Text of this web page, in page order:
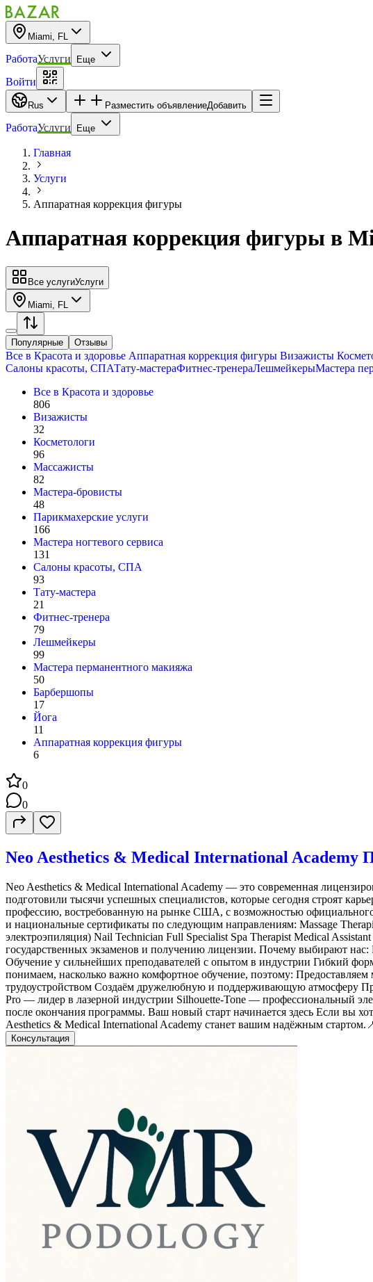
Miami, FL
РаботаУслуги Еще
Войти
Rus Разместить объявлениеДобавить
РаботаУслуги Еще
Главная
Услуги
Аппаратная коррекция фигуры
Аппаратная коррекция фигуры в
Все услугиУслуги
Miami, FL
Популярные Отзывы
Все в Красота и здоровье Аппаратная коррекция фигуры Визажисты
Салоны красоты, СПАТату-мастераФитнес-тренераЛешмейкерыМастера
Все в Красота и здоровье
806
Визажисты
32
Косметологи
96
Массажисты
82
Мастера-бровисты
48
Парикмахерские услуги
166
Мастера ногтевого сервиса
131
Салоны красоты, СПА
93
Тату-мастера
21
Фитнес-тренера
79
Лешмейкеры
99
Мастера перманентного макияжа
50
Барбершопы
17
Йога
11
Аппаратная коррекция фигуры
6
0
0
Neo Aesthetics & Medical International Academy
Neo Aesthetics & Medical International Academy — это современная
подготовили тысячи успешных специалистов, которые сегодня строят
профессию, востребованную на рынке США, с возможностью
и национальные сертификаты по следующим направлениям: Massage
электроэпиляция) Nail Technician Full Specialist Spa Therapist Medical
государственных экзаменов и получению лицензии. Почему выбирают
Обучение у сильнейших преподавателей с опытом в индустрии Гибкий
понимаем, насколько важно комфортное обучение, поэтому:
трудоустройством Создаём дружелюбную и поддерживающую атмосферу
Pro — лидер в лазерной индустрии Silhouette-Tone — профессиональный
после окончания программы. Ваш новый старт начинается здесь Если вы
Aesthetics & Medical International Academy станет вашим надёжным
Консультация